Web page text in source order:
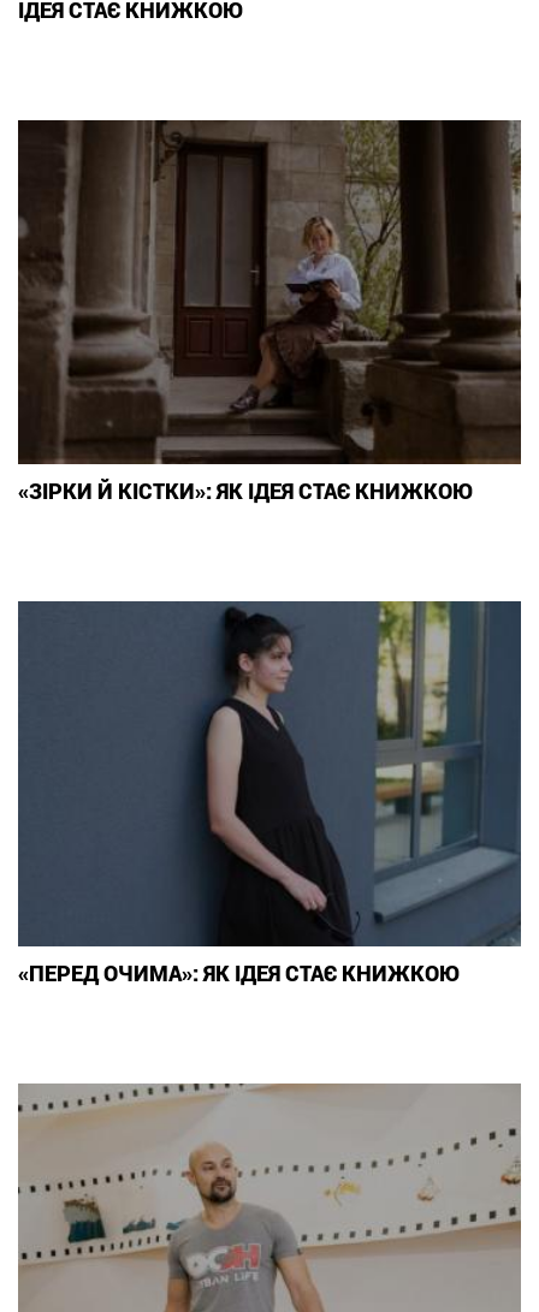
ІДЕЯ СТАЄ КНИЖКОЮ
«ЗІРКИ Й КІСТКИ»: ЯК ІДЕЯ СТАЄ КНИЖКОЮ
«ПЕРЕД ОЧИМА»: ЯК ІДЕЯ СТАЄ КНИЖКОЮ